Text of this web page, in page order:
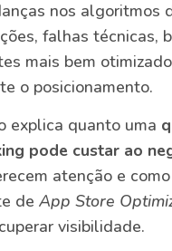
nos algoritmos
falhas técnicas,
mais bem
o posicionamento.
explica quanto uma
pode custar ao
atenção e
de App Store
visibilidade.